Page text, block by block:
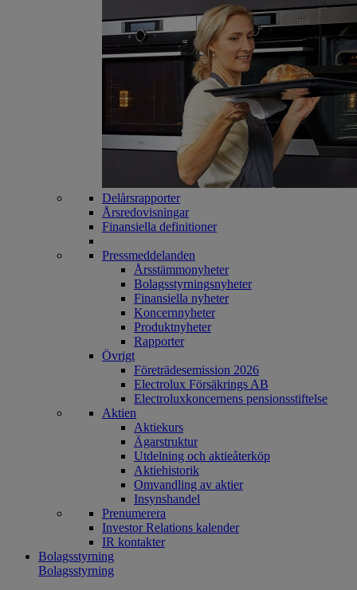
Delårsrapporter
Årsredovisningar
Finansiella definitioner
Pressmeddelanden
Årsstämmonyheter
Bolagsstyrningsnyheter
Finansiella nyheter
Koncernnyheter
Produktnyheter
Rapporter
Övrigt
Företrädesemission 2026
Electrolux Försäkrings AB
Electroluxkoncernens pensionsstiftelse
Aktien
Aktiekurs
Ägarstruktur
Utdelning och aktieåterköp
Aktiehistorik
Omvandling av aktier
Insynshandel
Prenumerera
Investor Relations kalender
IR kontakter
Bolagsstyrning
Bolagsstyrning